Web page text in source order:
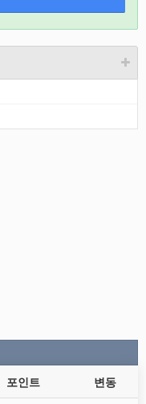
포인트 변동